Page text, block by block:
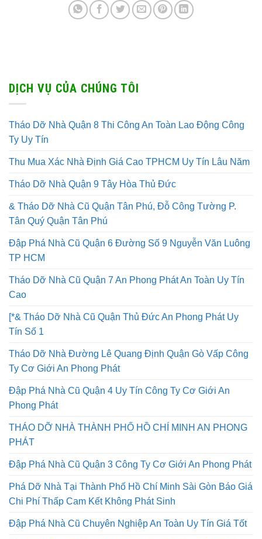
DỊCH VỤ CỦA CHÚNG TÔI
Tháo Dỡ Nhà Quận 8 Thi Công An Toàn Lao Động Công
Ty Uy Tín
Thu Mua Xác Nhà Định Giá Cao TPHCM Uy Tín Lâu Năm
Tháo Dỡ Nhà Quận 9 Tây Hòa Thủ Đức
& Tháo Dỡ Nhà Cũ Quận Tân Phú, Đỗ Công Tường P.
Tân Quý Quận Tân Phú
Đập Phá Nhà Cũ Quận 6 Đường Số 9 Nguyễn Văn Luông
TP HCM
Tháo Dỡ Nhà Cũ Quận 7 An Phong Phát An Toàn Uy Tín
Cao
[*& Tháo Dỡ Nhà Cũ Quận Thủ Đức An Phong Phát Uy
Tín Số 1
Tháo Dỡ Nhà Đường Lê Quang Định Quận Gò Vấp Công
Ty Cơ Giới An Phong Phát
Đập Phá Nhà Cũ Quận 4 Uy Tín Công Ty Cơ Giới An
Phong Phát
THÁO DỠ NHÀ THÀNH PHỐ HỒ CHÍ MINH AN PHONG
PHÁT
Đập Phá Nhà Cũ Quận 3 Công Ty Cơ Giới An Phong Phát
Phá Dỡ Nhà Tại Thành Phố Hồ Chí Minh Sài Gòn Báo Giá
Chi Phí Thấp Cam Kết Không Phát Sinh
Đập Phá Nhà Cũ Chuyên Nghiệp An Toàn Uy Tín Giá Tốt